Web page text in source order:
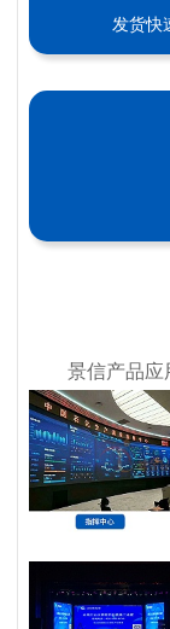
发货快
景信产品应